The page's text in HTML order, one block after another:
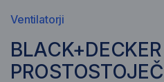
Ventilatorji
BLACK+DECKER